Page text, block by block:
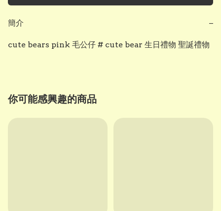
簡介 −
cute bears pink 毛公仔 # cute bear 生日禮物 聖誕禮物
你可能感興趣的商品